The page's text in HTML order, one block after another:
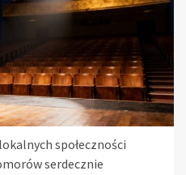
społeczności
serdecznie